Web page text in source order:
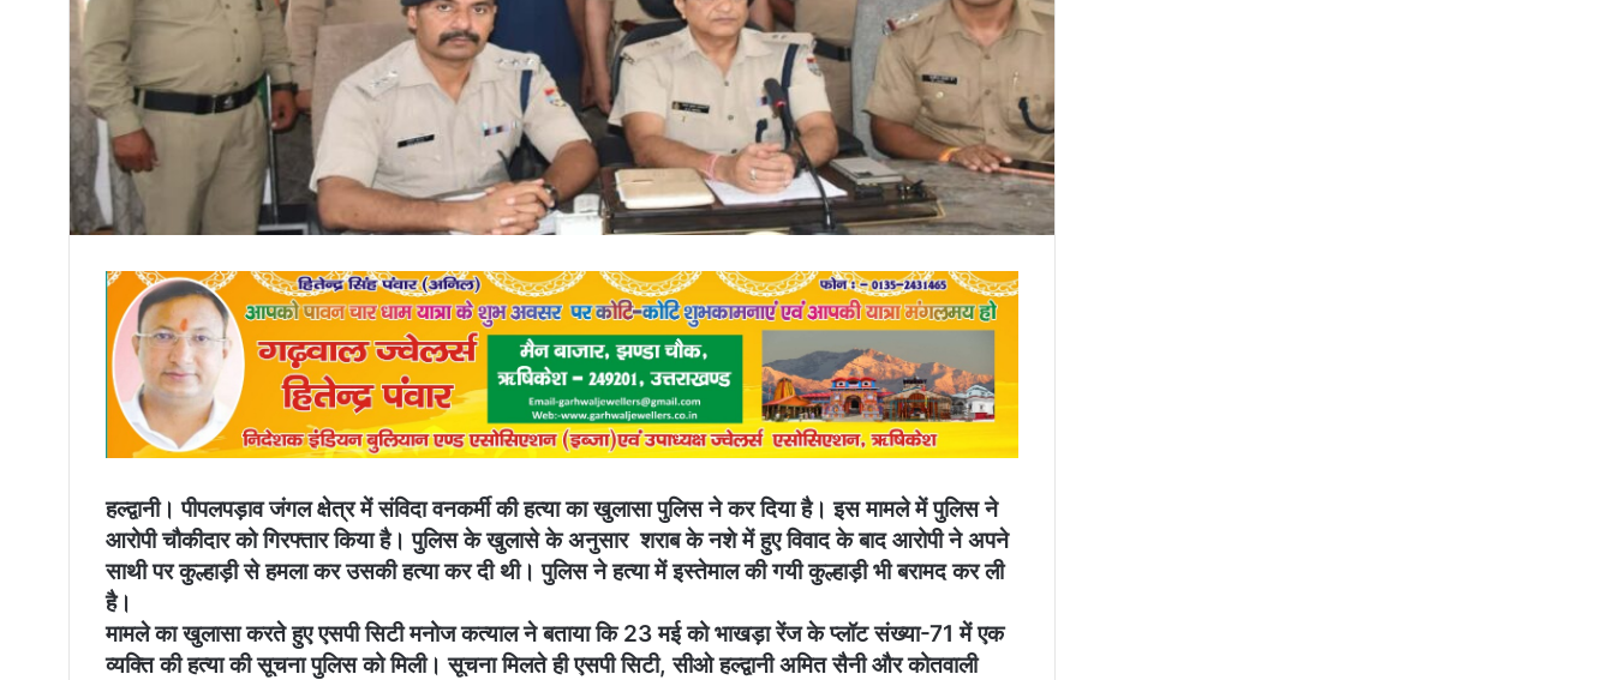
हल्द्वानी। पीपलपड़ाव जंगल क्षेत्र में संविदा वनकर्मी की हत्या का खुलासा पुलिस ने कर दिया है। इस मामले में पुलिस ने
आरोपी चौकीदार को गिरफ्तार किया है। पुलिस के खुलासे के अनुसार शराब के नशे में हुए विवाद के बाद आरोपी ने अपने
साथी पर कुल्हाड़ी से हमला कर उसकी हत्या कर दी थी। पुलिस ने हत्या में इस्तेमाल की गयी कुल्हाड़ी भी बरामद कर ली
है।
मामले का खुलासा करते हुए एसपी सिटी मनोज कत्याल ने बताया कि 23 मई को भाखड़ा रेंज के प्लॉट संख्या-71 में एक
व्यक्ति की हत्या की सूचना पुलिस को मिली। सूचना मिलते ही एसपी सिटी, सीओ हल्द्वानी अमित सैनी और कोतवाली